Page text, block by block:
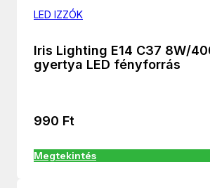
LED IZZÓK
Iris Lighting E14 C37 8W/
gyertya LED fényforrás
990 Ft
Megtekintés